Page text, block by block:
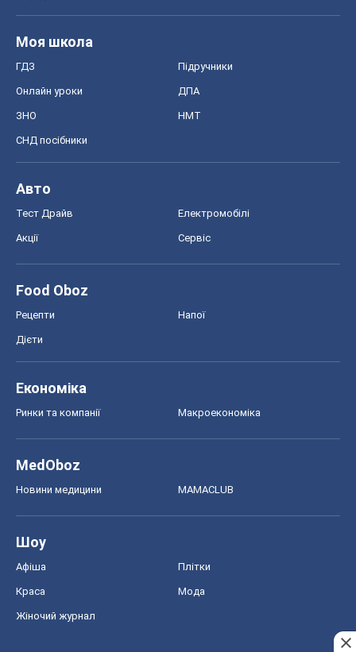
Моя школа
ГДЗ Підручники
Онлайн уроки ДПА
ЗНО НМТ
СНД посібники
Авто
Тест Драйв Електромобілі
Акції Сервіс
Food Oboz
Рецепти Напої
Дієти
Економіка
Ринки та компанії Макроекономіка
MedOboz
Новини медицини MAMACLUB
Шоу
Афіша Плітки
Краса Мода
Жіночий журнал